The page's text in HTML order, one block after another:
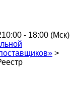
10:00 - 18:00 (Мск)
>